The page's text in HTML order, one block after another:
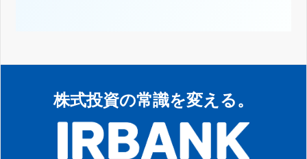
株式投資の常識を変える。